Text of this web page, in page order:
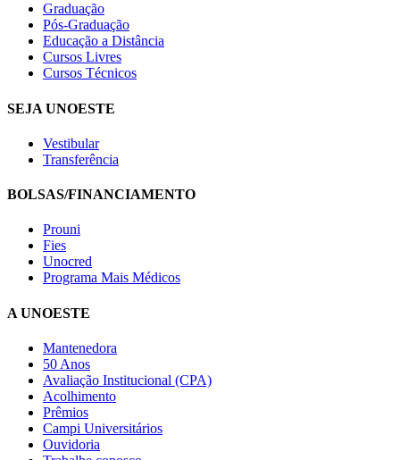
Graduação
Pós-Graduação
Educação a Distância
Cursos Livres
Cursos Técnicos
SEJA UNOESTE
Vestibular
Transferência
BOLSAS/FINANCIAMENTO
Prouni
Fies
Unocred
Programa Mais Médicos
A UNOESTE
Mantenedora
50 Anos
Avaliação Institucional (CPA)
Acolhimento
Prêmios
Campi Universitários
Ouvidoria